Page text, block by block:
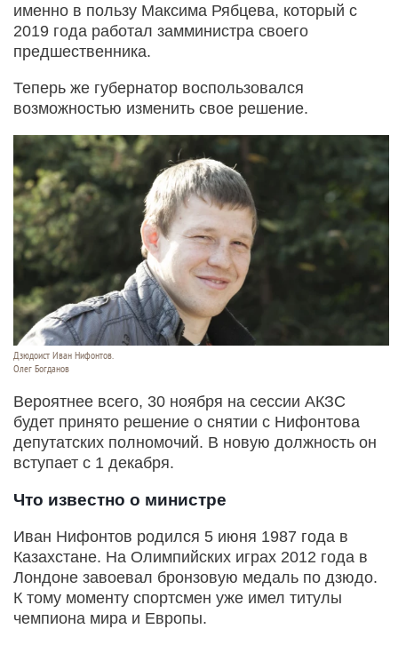
именно в пользу Максима Рябцева, который с
2019 года работал замминистра своего
предшественника.
Теперь же губернатор воспользовался
возможностью изменить свое решение.
Дзюдоист Иван Нифонтов.
Олег Богданов
Вероятнее всего, 30 ноября на сессии АКЗС
будет принято решение о снятии с Нифонтова
депутатских полномочий. В новую должность он
вступает с 1 декабря.
Что известно о министре
Иван Нифонтов родился 5 июня 1987 года в
Казахстане. На Олимпийских играх 2012 года в
Лондоне завоевал бронзовую медаль по дзюдо.
К тому моменту спортсмен уже имел титулы
чемпиона мира и Европы.